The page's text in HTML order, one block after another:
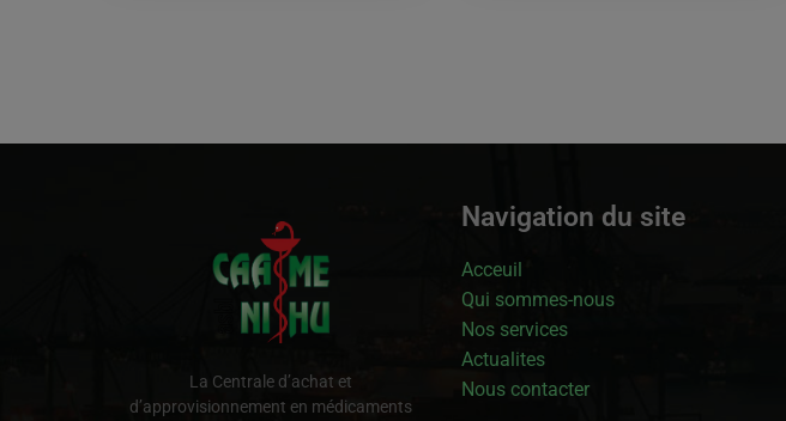
La Centrale d’achat et
d’approvisionnement en médicaments
Navigation du site
Acceuil
Qui sommes-nous
Nos services
Actualites
Nous contacter